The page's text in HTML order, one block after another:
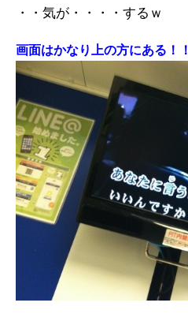
・・気が・・・・するｗ
画面はかなり上の方にある！！